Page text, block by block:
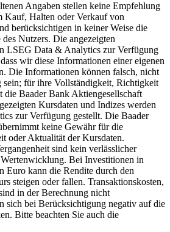
Angaben stellen keine Empfehlung
Kauf, Halten oder Verkauf von
berücksichtigen in keiner Weise die
Nutzers. Die angezeigten
LSEG Data & Analytics zur Verfügung
wir diese Informationen einer eigenen
Die Informationen können falsch, nicht
sein; für ihre Vollständigkeit, Richtigkeit
die Baader Bank Aktiengesellschaft
Kursdaten und Indizes werden
zur Verfügung gestellt. Die Baader
keine Gewähr für die
oder Aktualität der Kursdaten.
sind kein verlässlicher
Bei Investitionen in
Euro kann die Rendite durch den
steigen oder fallen. Transaktionskosten,
in der Berechnung nicht
sich bei Berücksichtigung negativ auf die
Bitte beachten Sie auch die